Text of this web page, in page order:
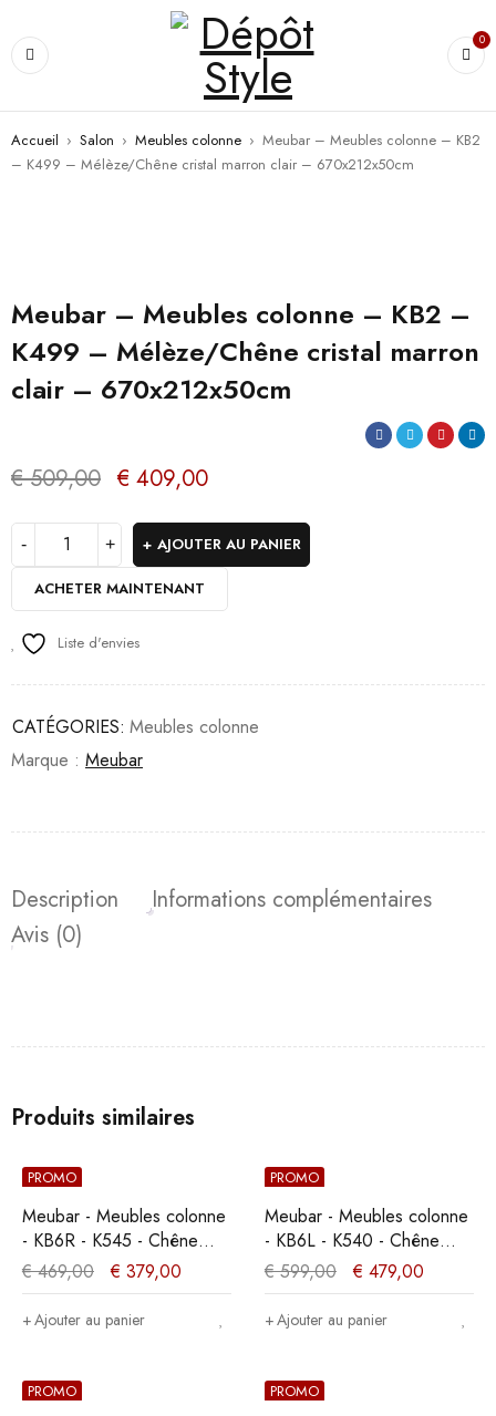
0
Accueil › Salon › Meubles colonne › Meubar – Meubles colonne – KB2
– K499 – Mélèze/Chêne cristal marron clair – 670x212x50cm
Meubar – Meubles colonne – KB2 –
K499 – Mélèze/Chêne cristal marron
clair – 670x212x50cm
€509,00 € 409,00
AJOUTER AU PANIER
ACHETER MAINTENANT
Liste d'envies
CATÉGORIES: Meubles colonne
Marque : Meubar
Description
Informations complémentaires
Avis (0)
Produits similaires
PROMO
Meubar - Meubles colonne
- KB6R - K545 - Chêne
Millenium - 59x200x49cm
€469,00 € 379,00
Ajouter au panier
PROMO
Meubar - Meubles colonne
- KB6L - K540 - Chêne
millénaire clair -
684x211x50cm
€599,00 € 479,00
Ajouter au panier
PROMO PROMO